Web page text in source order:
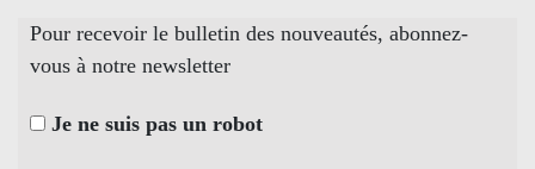
Pour recevoir le bulletin des nouveautés, abonnez-
vous à notre newsletter
Je ne suis pas un robot